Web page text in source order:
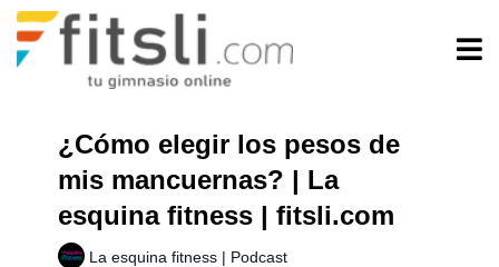
¿Cómo elegir los pesos de
mis mancuernas? | La
esquina fitness | fitsli.com
La esquina fitness | Podcast